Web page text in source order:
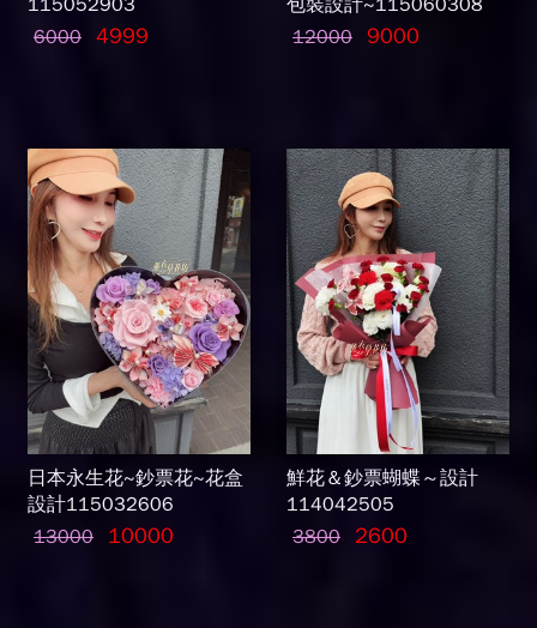
115052903
6000 4999
包裝設計~115060308
12000 9000
日本永生花~鈔票花~花盒
設計115032606
13000
10000
鮮花＆鈔票蝴蝶～設計
114042505
3800
2600